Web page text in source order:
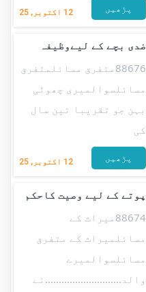
12 اکتوبر, 25 پڑھیں
ضدی بچے کے لیےوظیفہ
12 اکتوبر, 25
88676متفرق مسائلمتفرق
مسائلسوالمیری چھوٹی
بہن جو تقریبا تین سال
کی
پڑھیں
پوتے کے لیے وصیت کاحکم
88674میراث کے
مسائلمیراث کے متفرق
مسائلسوالمیرے
والد............................نے